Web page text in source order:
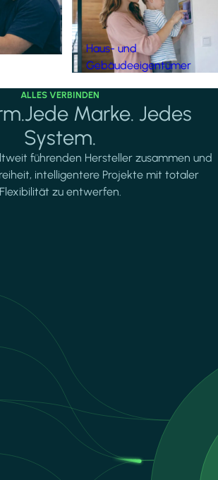
Haus- und
Gebäudeeigentümer
ALLES VERBINDEN
Marke. Jedes
System.
führenden Hersteller zusammen und
intelligentere Projekte mit totaler
Flexibilität zu entwerfen.